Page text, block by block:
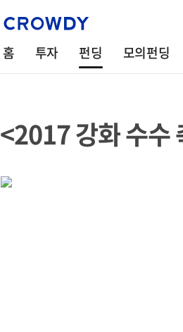
홈 투자 펀딩 모의펀딩
<2017 강화 수수